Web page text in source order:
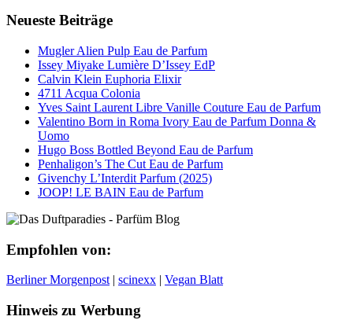
Neueste Beiträge
Mugler Alien Pulp Eau de Parfum
Issey Miyake Lumière D’Issey EdP
Calvin Klein Euphoria Elixir
4711 Acqua Colonia
Yves Saint Laurent Libre Vanille Couture Eau de Parfum
Valentino Born in Roma Ivory Eau de Parfum Donna &
Uomo
Hugo Boss Bottled Beyond Eau de Parfum
Penhaligon’s The Cut Eau de Parfum
Givenchy L’Interdit Parfum (2025)
JOOP! LE BAIN Eau de Parfum
Empfohlen von:
Berliner Morgenpost | scinexx | Vegan Blatt
Hinweis zu Werbung